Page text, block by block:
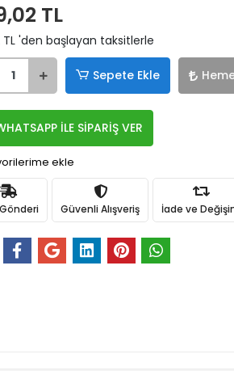
TL
TL 'den başlayan taksitlerle
Sepete Ekle
İLE SİPARİŞ VER
ekle
Gönderi Güvenli Alışveriş İade ve